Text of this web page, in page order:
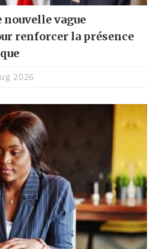
vague
renforcer la présence
2026